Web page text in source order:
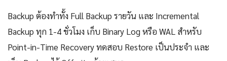
Backup ต้องทำทั้ง Full Backup รายวัน และ Incremental
Backup ทุก 1-4 ชั่วโมง เก็บ Binary Log หรือ WAL สำหรับ
Point-in-Time Recovery ทดสอบ Restore เป็นประจำ และ